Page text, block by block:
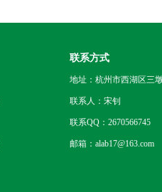
联系方式
地址：杭州市西湖区三
联系人：宋钊
联系QQ：2670566745
邮箱：alab17@163.com